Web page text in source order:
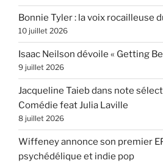
Bonnie Tyler : la voix rocailleuse
10 juillet 2026
Isaac Neilson dévoile « Getting
9 juillet 2026
Jacqueline Taieb dans note
Comédie feat Julia Laville
8 juillet 2026
Wiffeney annonce son premier
psychédélique et indie pop